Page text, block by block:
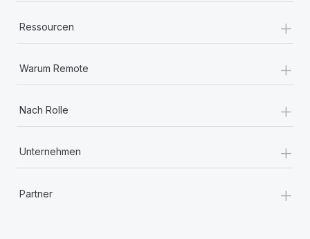
Ressourcen +
Warum Remote +
Nach Rolle +
Unternehmen +
Partner +